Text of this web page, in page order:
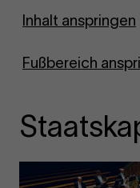
Inhalt anspringen
Fußbereich
Zur Startseite